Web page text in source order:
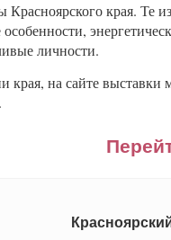
Красноярского края.
личности.
края, на сайте